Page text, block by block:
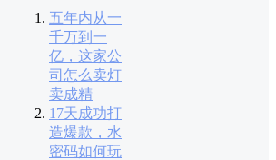
五年内从一
千万到一
亿，这家公
司怎么卖灯
卖成精
17天成功打
造爆款，水
密码如何玩